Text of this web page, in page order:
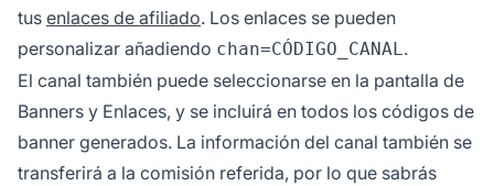
tus enlaces de afiliado. Los enlaces se pueden
personalizar añadiendo chan=CÓDIGO_CANAL.
El canal también puede seleccionarse en la pantalla de
Banners y Enlaces, y se incluirá en todos los códigos de
banner generados. La información del canal también se
transferirá a la comisión referida, por lo que sabrás